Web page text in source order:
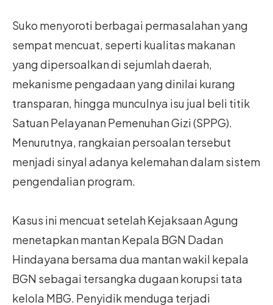
Suko menyoroti berbagai permasalahan yang
sempat mencuat, seperti kualitas makanan
yang dipersoalkan di sejumlah daerah,
mekanisme pengadaan yang dinilai kurang
transparan, hingga munculnya isu jual beli titik
Satuan Pelayanan Pemenuhan Gizi (SPPG).
Menurutnya, rangkaian persoalan tersebut
menjadi sinyal adanya kelemahan dalam sistem
pengendalian program.
Kasus ini mencuat setelah Kejaksaan Agung
menetapkan mantan Kepala BGN Dadan
Hindayana bersama dua mantan wakil kepala
BGN sebagai tersangka dugaan korupsi tata
kelola MBG. Penyidik menduga terjadi